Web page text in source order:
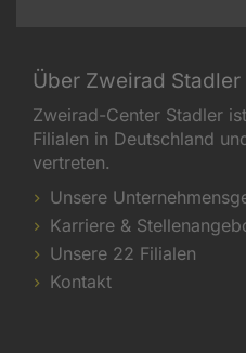
Über Zweirad Stadler
Zweirad-Center Stadler
Filialen in Deutschland
vertreten.
Unsere
Karriere &
Unsere 22 Filialen
Kontakt